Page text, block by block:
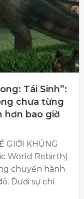
Tái Sinh”:
chưa từng
hơn bao giờ
GIỚI KHỦNG
World Rebirth)
chuyến hành
Dưới sự chỉ